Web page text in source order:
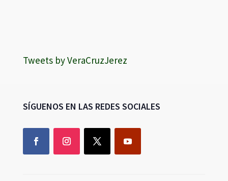
Tweets by VeraCruzJerez
SÍGUENOS EN LAS REDES SOCIALES